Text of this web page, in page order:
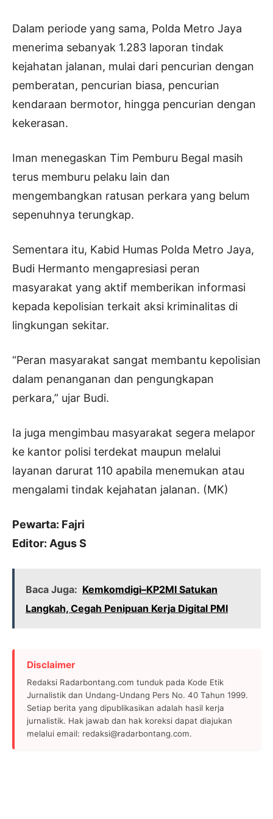
Dalam periode yang sama, Polda Metro Jaya
menerima sebanyak 1.283 laporan tindak
kejahatan jalanan, mulai dari pencurian dengan
pemberatan, pencurian biasa, pencurian
kendaraan bermotor, hingga pencurian dengan
kekerasan.
Iman menegaskan Tim Pemburu Begal masih
terus memburu pelaku lain dan
mengembangkan ratusan perkara yang belum
sepenuhnya terungkap.
Sementara itu, Kabid Humas Polda Metro Jaya,
Budi Hermanto mengapresiasi peran
masyarakat yang aktif memberikan informasi
kepada kepolisian terkait aksi kriminalitas di
lingkungan sekitar.
“Peran masyarakat sangat membantu kepolisian
dalam penanganan dan pengungkapan
perkara,” ujar Budi.
Ia juga mengimbau masyarakat segera melapor
ke kantor polisi terdekat maupun melalui
layanan darurat 110 apabila menemukan atau
mengalami tindak kejahatan jalanan. (MK)
Pewarta: Fajri
Editor: Agus S
Baca Juga: Kemkomdigi–KP2MI Satukan
Langkah, Cegah Penipuan Kerja Digital PMI
Disclaimer
Redaksi Radarbontang.com tunduk pada Kode Etik
Jurnalistik dan Undang-Undang Pers No. 40 Tahun 1999.
Setiap berita yang dipublikasikan adalah hasil kerja
jurnalistik. Hak jawab dan hak koreksi dapat diajukan
melalui email: redaksi@radarbontang.com.